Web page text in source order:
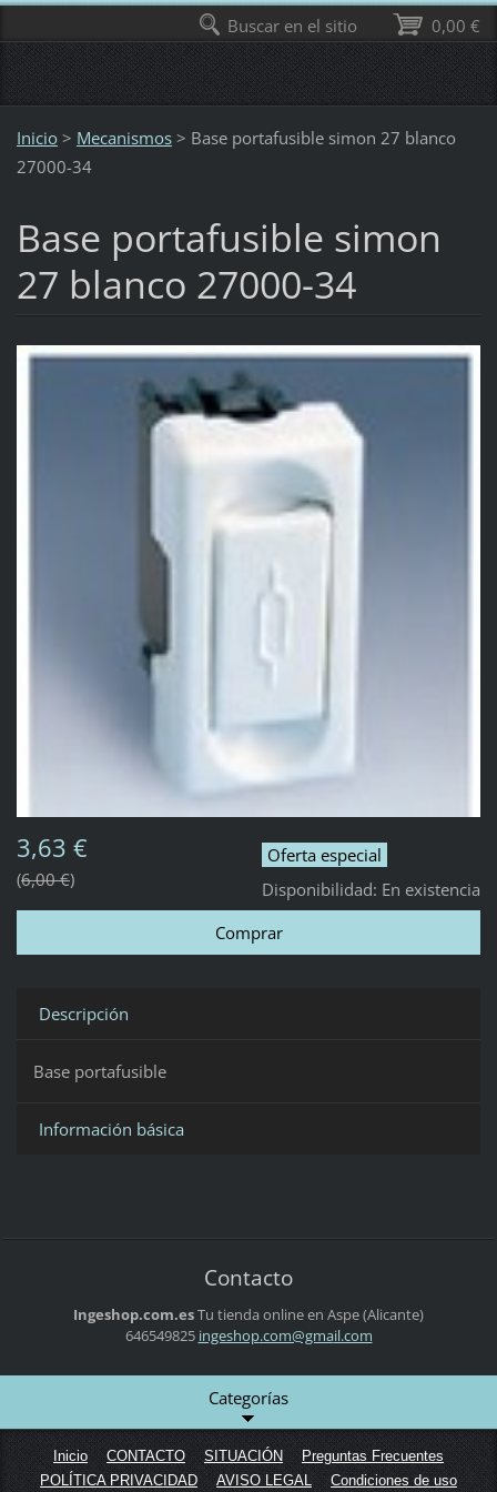
Inicio > Mecanismos > Base portafusible simon 27 blanco
27000-34
Base portafusible simon
27 blanco 27000-34
Oferta especial
Disponibilidad: En existencia
3,63 €
6,00 €
Descripción
Base portafusible
Información básica
Contacto
Ingeshop.com.esTu tienda online en Aspe (Alicante)
646549825 ingeshop.com@gmail.com
Categorías
Inicio CONTACTO SITUACIÓN
Preguntas Frecuentes
POLÍTICA PRIVACIDAD
AVISO LEGAL Condiciones de uso
0,00 €
Buscar en el sitio